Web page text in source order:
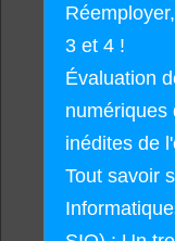
3 et 4 !
Évaluation
numériques
inédites de
Tout savoir